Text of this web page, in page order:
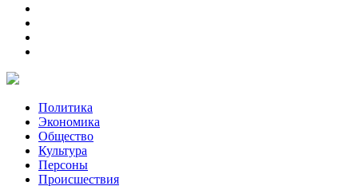
Политика
Экономика
Общество
Культура
Персоны
Происшествия